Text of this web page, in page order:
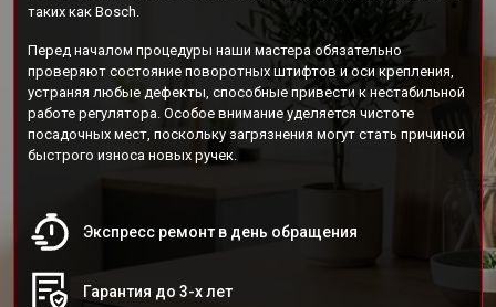
таких как Bosch.
Перед началом процедуры наши мастера обязательно
проверяют состояние поворотных штифтов и оси крепления,
устраняя любые дефекты, способные привести к нестабильной
работе регулятора. Особое внимание уделяется чистоте
посадочных мест, поскольку загрязнения могут стать причиной
быстрого износа новых ручек.
Экспресс ремонт в день обращения
Гарантия до 3-х лет